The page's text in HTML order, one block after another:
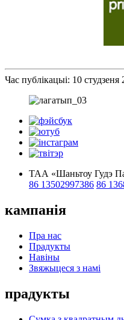
Час публікацыі: 10 студзеня
ТАА «Шаньтоу Гудэ
86 13502997386 86
кампанія
Пра нас
Прадукты
Навіны
Звяжыцеся з намі
прадукты